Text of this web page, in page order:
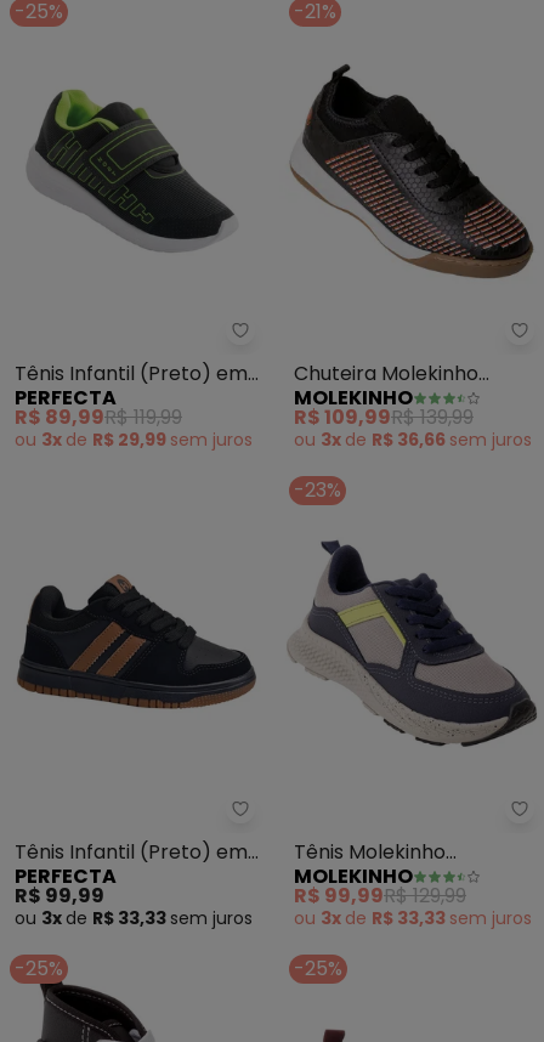
-25%
Perfecta - Tênis Infantil
Tênis Infantil (Preto) em
Tecido
PERFECTA
R$ 89,99R$ 119,99
ou 3x de R$ 29,99 sem juros
-21%
Chuteira Molekinho
(Preto) em Sisntético
MOLEKINHO
R$ 109,99R$ 139,99
ou 3x de R$ 36,66 sem juros
Perfecta - Tênis Infantil
Tênis Infantil (Preto) em
Material Sintético
PERFECTA
R$ 99,99
ou 3x de R$ 33,33 sem juros
-23%
Tênis Molekinho
(Marinho) em Sintético
MOLEKINHO
R$ 99,99R$ 129,99
ou 3x de R$ 33,33 sem juros
-25% -25%